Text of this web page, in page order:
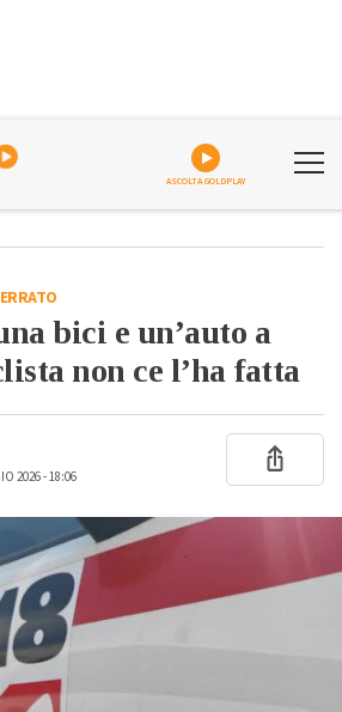
ASCOLTA GOLDPLAY
bici e un’auto a
non ce l’ha fatta
2026 - 18:06